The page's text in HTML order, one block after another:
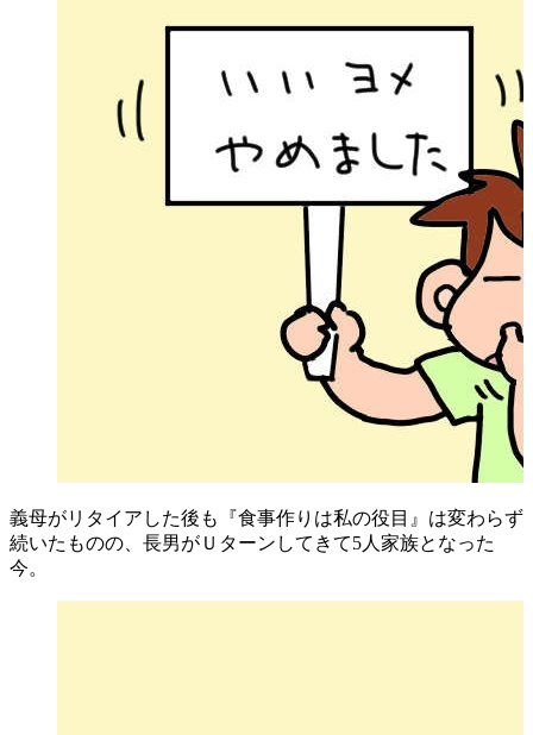
義母がリタイアした後も『食事作りは私の役目』は変わらず
続いたものの、長男がＵターンしてきて5人家族となった
今。